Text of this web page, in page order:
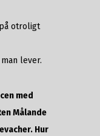
otroligt
lever.
med
Målande
Hur